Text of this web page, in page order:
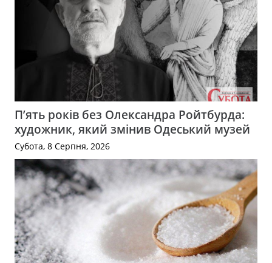
П’ять років без Олександра Ройтбурда:
художник, який змінив Одеський музей
Субота, 8 Серпня, 2026